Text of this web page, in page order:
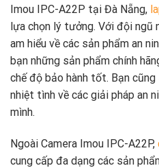
Imou IPC-A22P tại Đà Nẵng,
lựa chọn lý tưởng. Với đội ngũ
am hiểu về các sản phẩm an
bạn những sản phẩm chính
chế độ bảo hành tốt. Bạn
nhiệt tình về các giải pháp an
mình.
Ngoài Camera Imou IPC-A22P,
cung cấp đa dạng các sản